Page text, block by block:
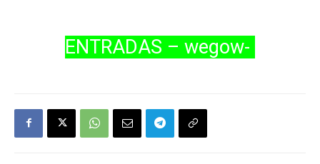
ENTRADAS – wegow-